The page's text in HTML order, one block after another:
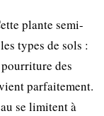
plante semi-
types de sols :
des
parfaitement.
se limitent à